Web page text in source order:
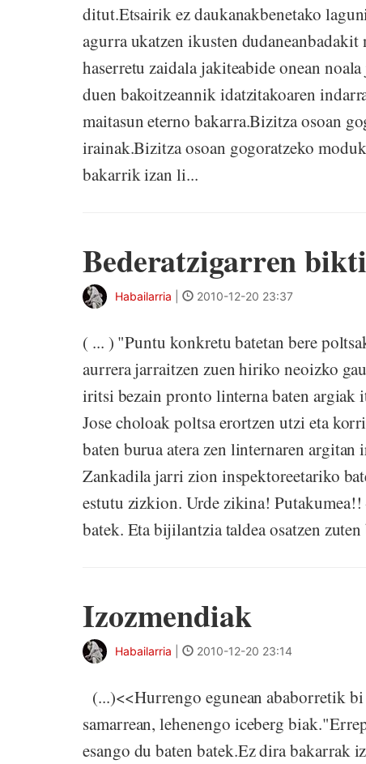
ditut.Etsairik ez daukanakbenetako
agurra ukatzen ikusten
haserretu zaidala jakiteabide onean
duen bakoitzeannik idatzitakoaren
maitasun eterno bakarra.Bizitza osoan
irainak.Bizitza osoan gogoratzeko
bakarrik izan li...
Bederatzigarren
Habailarria 2010-12-20 23:37
( ... ) "Puntu konkretu batetan bere
aurrera jarraitzen zuen hiriko neoizko
iritsi bezain pronto linterna baten argiak
Jose choloak poltsa erortzen utzi eta
baten burua atera zen linternaren
Zankadila jarri zion inspektoreetariko
estutu zizkion. Urde zikina!
batek. Eta bijilantzia taldea osatzen
Izozmendiak
Habailarria 2010-12-20 23:14
(...)<<Hurrengo egunean ababorretik
samarrean, lehenengo iceberg
esango du baten batek.Ez dira bakarrak